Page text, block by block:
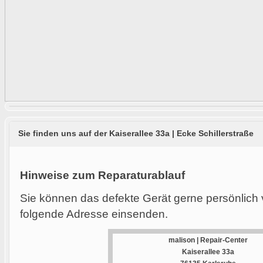
Sie finden uns auf der Kaiserallee 33a | Ecke Schillerstraße
Hinweise zum Reparaturablauf
Sie können das defekte Gerät gerne
folgende Adresse einsenden.
malison | Repair-Center
Kaiserallee 33a